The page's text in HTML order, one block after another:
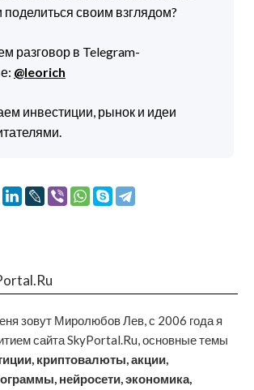
поделиться своим взглядом?
разговор в Telegram-
@leorich
инвестиции, рынок и идеи
зовут Миролюбов Лев, с 2006 года я
сайта SkyPortal.Ru, основные темы
криптовалюты, акции,
нейросети, экономика,